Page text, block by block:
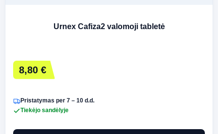
Urnex Cafiza2 valomoji tabletė
8,80 €
Pristatymas per 7 – 10 d.d.
Tiekėjo sandėlyje